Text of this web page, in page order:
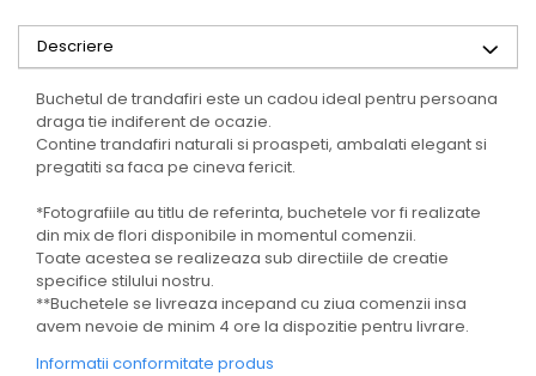
Descriere
Buchetul de trandafiri este un cadou ideal pentru persoana
draga tie indiferent de ocazie.
Contine trandafiri naturali si proaspeti, ambalati elegant si
pregatiti sa faca pe cineva fericit.
*Fotografiile au titlu de referinta, buchetele vor fi realizate
din mix de flori disponibile in momentul comenzii.
Toate acestea se realizeaza sub directiile de creatie
specifice stilului nostru.
**Buchetele se livreaza incepand cu ziua comenzii insa
avem nevoie de minim 4 ore la dispozitie pentru livrare.
Informatii conformitate produs